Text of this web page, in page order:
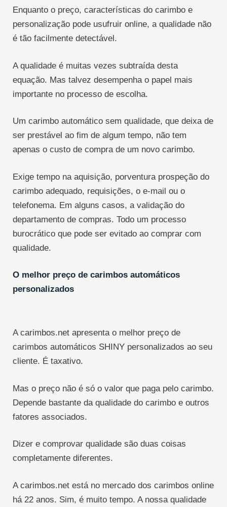
Enquanto o preço, características do carimbo e
personalização pode usufruir online, a qualidade não
é tão facilmente detectável.
A qualidade é muitas vezes subtraída desta
equação. Mas talvez desempenha o papel mais
importante no processo de escolha.
Um carimbo automático sem qualidade, que deixa de
ser prestável ao fim de algum tempo, não tem
apenas o custo de compra de um novo carimbo.
Exige tempo na aquisição, porventura prospeção do
carimbo adequado, requisições, o e-mail ou o
telefonema. Em alguns casos, a validação do
departamento de compras. Todo um processo
burocrático que pode ser evitado ao comprar com
qualidade.
O melhor preço de carimbos automáticos
personalizados
A carimbos.net apresenta o melhor preço de
carimbos automáticos SHINY personalizados ao seu
cliente. É taxativo.
Mas o preço não é só o valor que paga pelo carimbo.
Depende bastante da qualidade do carimbo e outros
fatores associados.
Dizer e comprovar qualidade são duas coisas
completamente diferentes.
A carimbos.net está no mercado dos carimbos online
há 22 anos. Sim, é muito tempo. A nossa qualidade